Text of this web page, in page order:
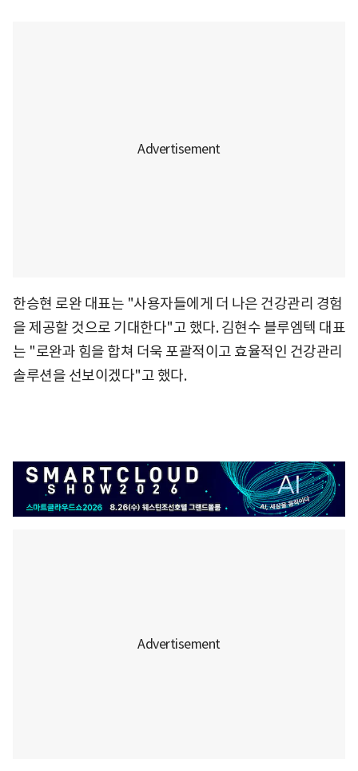
한승현 로완 대표는 "사용자들에게 더 나은 건강관리 경험
을 제공할 것으로 기대한다"고 했다. 김현수 블루엠텍 대표
는 "로완과 힘을 합쳐 더욱 포괄적이고 효율적인 건강관리
솔루션을 선보이겠다"고 했다.